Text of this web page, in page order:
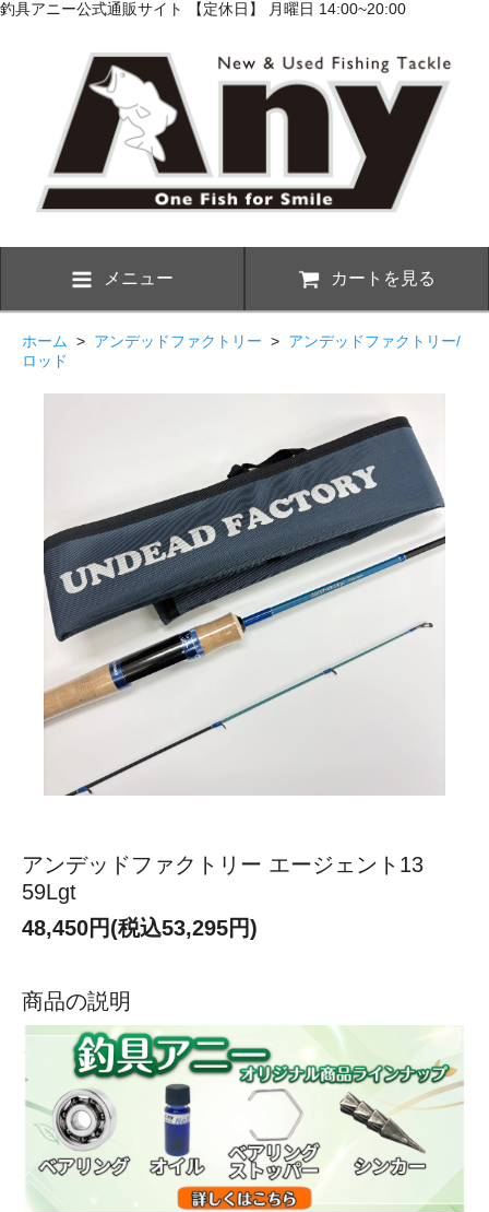
釣具アニー公式通販サイト 【定休日】 月曜日 14:00~20:00
メニュー カートを見る
ホーム > アンデッドファクトリー > アンデッドファクトリー/
ロッド
アンデッドファクトリー エージェント13
59Lgt
48,450円(税込53,295円)
商品の説明